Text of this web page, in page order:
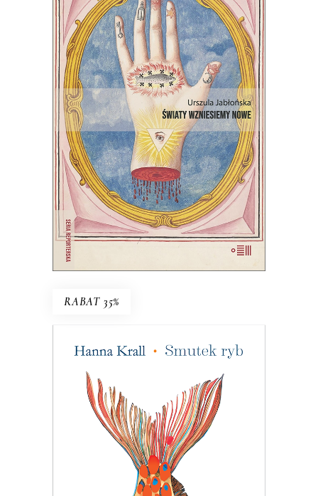
ŚWIATY WZNIESIEMY NOWE
Wprawdzie niektórzy mówią, że świat
taki, jaki znamy, dobiega końca, ale
jednak wciąż są ludzie, którzy chcą
wymyślać go na nowo.
44.00zł 22.00zł
RABAT 35%
SMUTEK RYB
W 1983 roku pismo dla wędkarzy
postanowiło pomóc uznanej reporterce
– bezrobotnej w stanie wojennym. Tam
Hanna Krall mogła publikować bez
weryfikacji, bo w końcu trudno pisać
wywrotowe treści, pisząc o rybach. A
jednak…